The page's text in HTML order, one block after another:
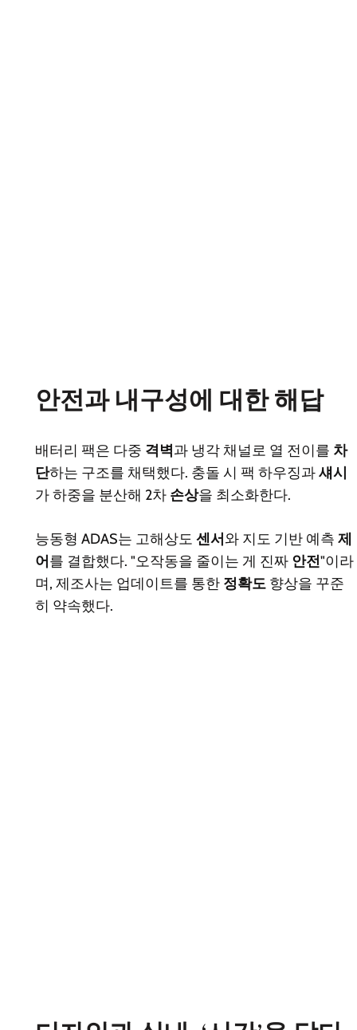
안전과 내구성에 대한 해답
배터리 팩은 다중 격벽과 냉각 채널로 열 전이를 차
단하는 구조를 채택했다. 충돌 시 팩 하우징과섀시
가 하중을 분산해 2차 손상을 최소화한다.
능동형 ADAS는 고해상도 센서 와 지도 기반 예측 제
어 를 결합했다. "오작동을 줄이는 게 진짜 안전"이라
며, 제조사는 업데이트를 통한 정확도 향상을 꾸준
히 약속했다.